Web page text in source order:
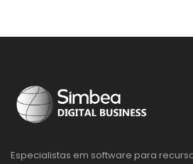
Especialistas em software para